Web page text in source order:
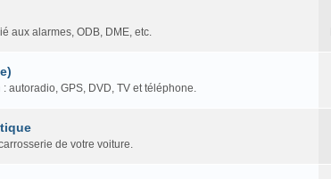
aux alarmes, ODB, DME, etc.
autoradio, GPS, DVD, TV et téléphone.
de votre voiture.